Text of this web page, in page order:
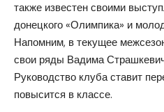
также известен своими
донецкого «Олимпика» и
Напомним, в текущее
свои ряды Вадима
Руководство клуба ставит
повысится в классе.